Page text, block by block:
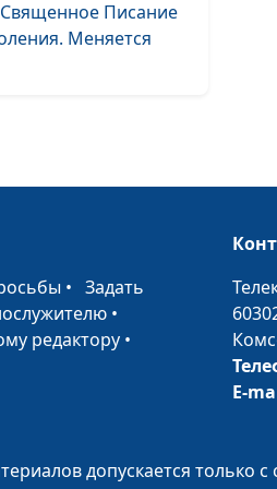
Искусство
постановка
Писание
Меняется
•Задать
•
редактору •
E-
допускается только с